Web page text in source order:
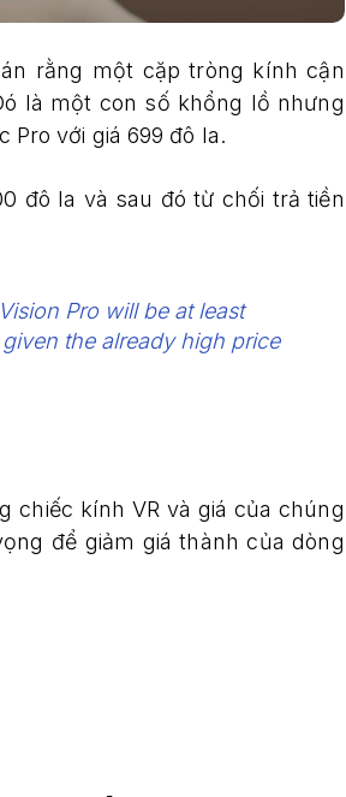
rằng một cặp tròng kính cận
là một con số khổng lồ nhưng
với giá 699 đô la.
đô la và sau đó từ chối trả tiền
Pro will be at least
the already high price
chiếc kính VR và giá của chúng
để giảm giá thành của dòng